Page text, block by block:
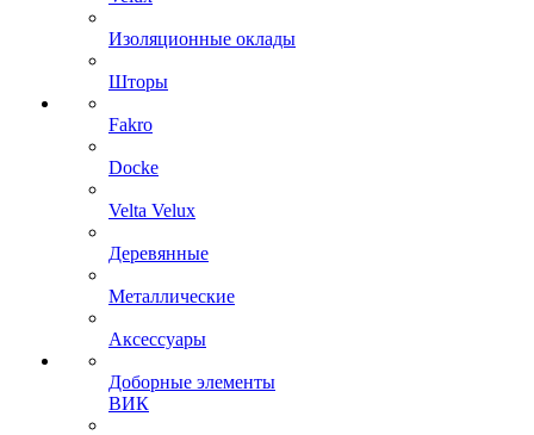
Изоляционные оклады
Шторы
Fakro
Docke
Velta Velux
Деревянные
Металлические
Аксессуары
Доборные элементы
ВИК